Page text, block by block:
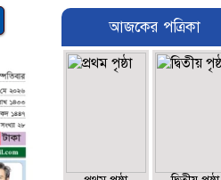
আজকের পত্রিকা